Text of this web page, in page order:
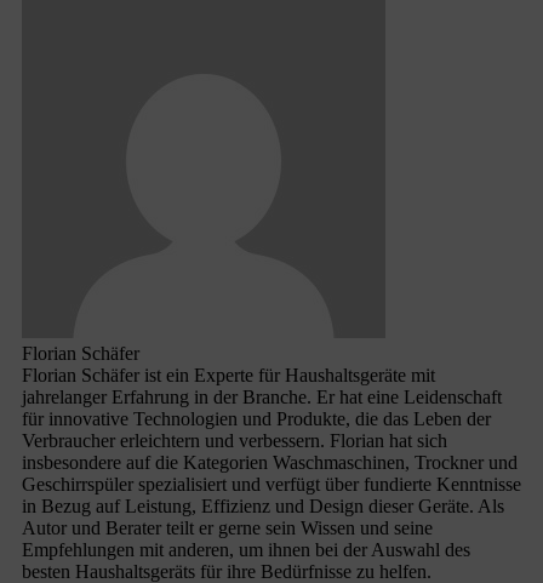
Florian Schäfer
Florian Schäfer ist ein Experte für Haushaltsgeräte mit
jahrelanger Erfahrung in der Branche. Er hat eine Leidenschaft
für innovative Technologien und Produkte, die das Leben der
Verbraucher erleichtern und verbessern. Florian hat sich
insbesondere auf die Kategorien Waschmaschinen, Trockner und
Geschirrspüler spezialisiert und verfügt über fundierte Kenntnisse
in Bezug auf Leistung, Effizienz und Design dieser Geräte. Als
Autor und Berater teilt er gerne sein Wissen und seine
Empfehlungen mit anderen, um ihnen bei der Auswahl des
besten Haushaltsgeräts für ihre Bedürfnisse zu helfen.